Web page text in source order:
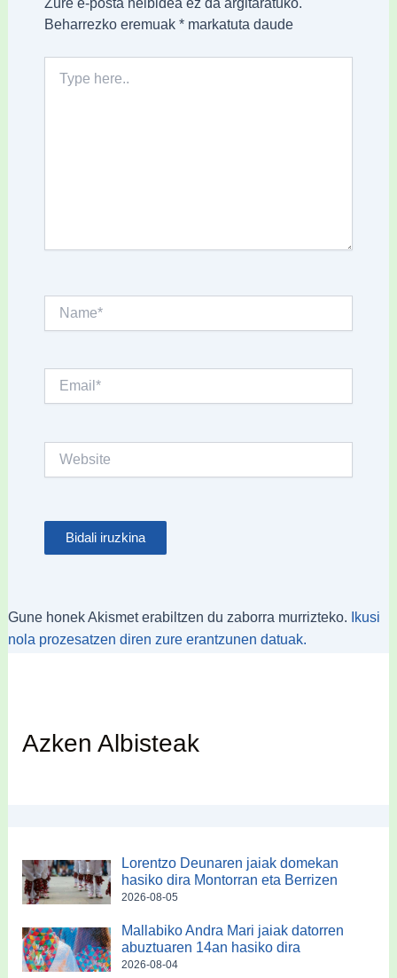
Beharrezko eremuak *markatuta daude
here..
Email*
Website
Gune honek Akismet erabiltzen du zaborra murrizteko.
Ikusi
nola prozesatzen diren zure erantzunen datuak.
Azken Albisteak
Lorentzo Deunaren jaiak domekan
hasiko dira Montorran eta Berrizen
2026-08-05
Mallabiko Andra Mari jaiak datorren
abuztuaren 14an hasiko dira
2026-08-04